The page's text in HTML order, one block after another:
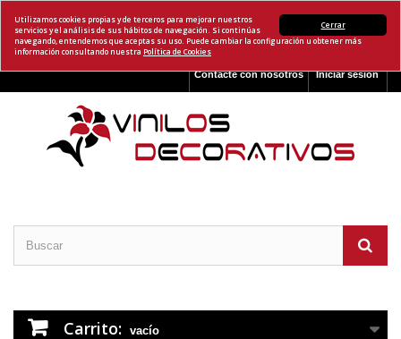
Cerrar
Utilizamos cookies propias y de terceros para mejorar nuestros
servicios y el análisis de sus hábitos de navegación. Si continúas
navegando, entendemos que aceptas su uso. Puede cambiar la configuración u obtener más
información consultando nuestra Política de Cookies
Iniciar sesión
Contacte con nosotros
Carrito: vacío